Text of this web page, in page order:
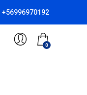
+56996970192
0